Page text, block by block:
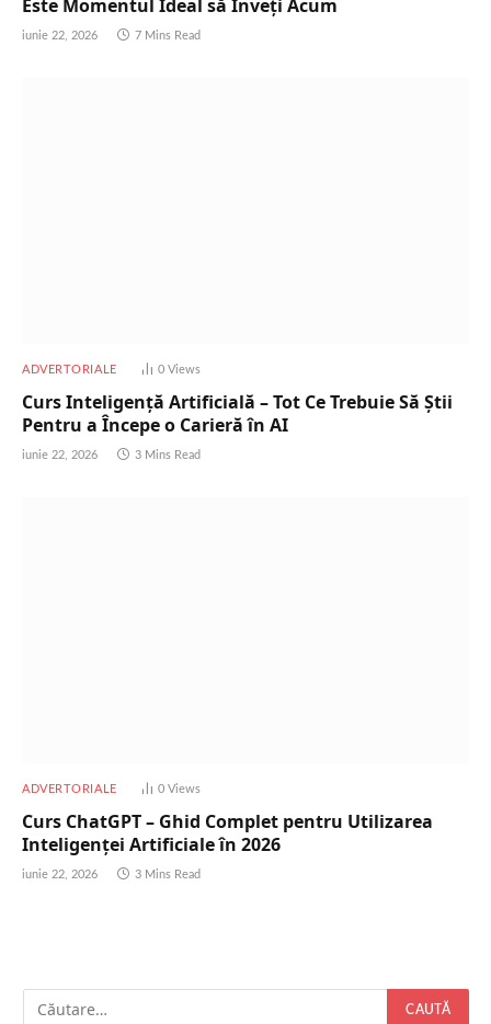
Este Momentul Ideal să Înveți Acum
iunie 22, 2026 7 Mins Read
ADVERTORIALE 0 Views
Curs Inteligență Artificială – Tot Ce Trebuie Să Știi
Pentru a Începe o Carieră în AI
iunie 22, 2026 3 Mins Read
ADVERTORIALE 0 Views
Curs ChatGPT – Ghid Complet pentru Utilizarea
Inteligenței Artificiale în 2026
iunie 22, 2026 3 Mins Read